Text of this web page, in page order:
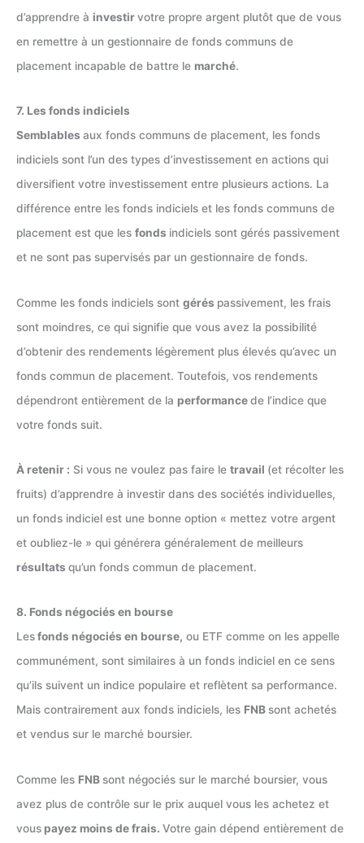
d’apprendre à investirvotre propre argent plutôt que de vous
en remettre à un gestionnaire de fonds communs de
placement incapable de battre le marché.
7. Les fonds indiciels
Semblables aux fonds communs de placement, les fonds
indiciels sont l’un des types d’investissement en actions qui
diversifient votre investissement entre plusieurs actions. La
différence entre les fonds indiciels et les fonds communs de
placement est que les fonds indiciels sont gérés passivement
et ne sont pas supervisés par un gestionnaire de fonds.
Comme les fonds indiciels sont gérés passivement, les frais
sont moindres, ce qui signifie que vous avez la possibilité
d’obtenir des rendements légèrement plus élevés qu’avec un
fonds commun de placement. Toutefois, vos rendements
dépendront entièrement de la performancede l’indice que
votre fonds suit.
À retenir : Si vous ne voulez pas faire le travail (et récolter les
fruits) d’apprendre à investir dans des sociétés individuelles,
un fonds indiciel est une bonne option « mettez votre argent
et oubliez-le » qui générera généralement de meilleurs
résultats qu’un fonds commun de placement.
8. Fonds négociés en bourse
Lesfonds négociés en bourse, ou ETF comme on les appelle
communément, sont similaires à un fonds indiciel en ce sens
qu’ils suivent un indice populaire et reflètent sa performance.
Mais contrairement aux fonds indiciels, les FNB sont achetés
et vendus sur le marché boursier.
Comme les FNB sont négociés sur le marché boursier, vous
avez plus de contrôle sur le prix auquel vous les achetez et
vous payez moins de frais. Votre gain dépend entièrement de